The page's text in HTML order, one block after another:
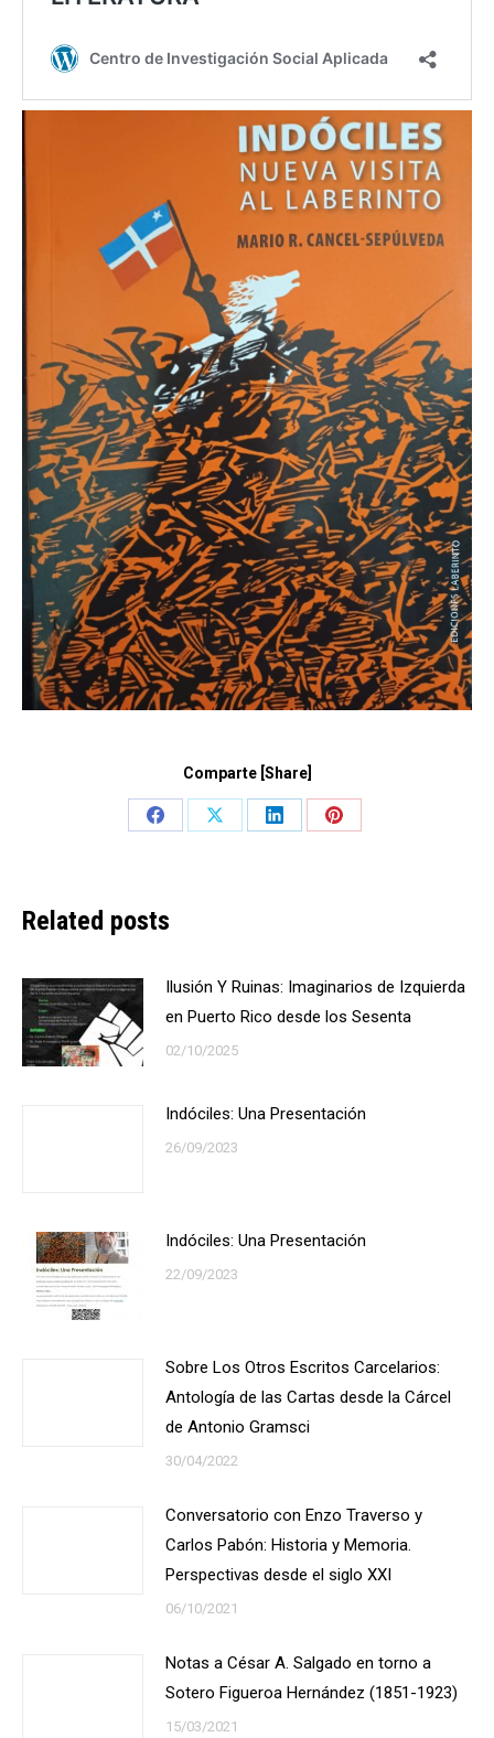
Comparte [Share]
Share
Share
Share
Share
Related posts
Ilusión Y Ruinas: Imaginarios de Izquierda
en Puerto Rico desde los Sesenta
02/10/2025
Indóciles: Una Presentación
26/09/2023
Indóciles: Una Presentación
22/09/2023
Sobre Los Otros Escritos Carcelarios:
Antología de las Cartas desde la Cárcel
de Antonio Gramsci
30/04/2022
Conversatorio con Enzo Traverso y
Carlos Pabón: Historia y Memoria.
Perspectivas desde el siglo XXI
06/10/2021
Notas a César A. Salgado en torno a
Sotero Figueroa Hernández (1851-1923)
15/03/2021